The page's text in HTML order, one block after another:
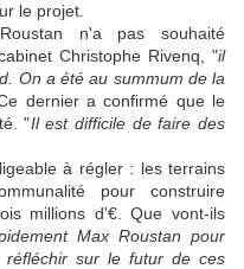
le projet.
n'a pas souhaité
Christophe Rivenq, "il
On a été au summum de la
dernier a confirmé que le
"Il est difficile de faire des
à régler : les terrains
pour construire
millions d'€. Que vont-ils
Max Roustan pour
réfléchir sur le futur de ces